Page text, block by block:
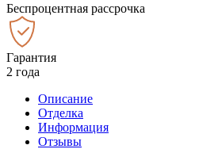
Беспроцентная рассрочка
Гарантия
2 года
Описание
Отделка
Информация
Отзывы